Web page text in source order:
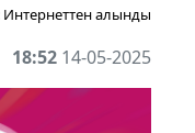
Интернеттен алынды
18:5214-05-2025